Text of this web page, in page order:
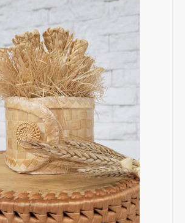
Опции
можно
выбрать
на
странице
товара.